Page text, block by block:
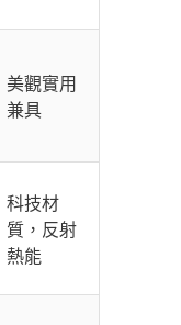
美觀實用
兼具
科技材
質，反射
熱能